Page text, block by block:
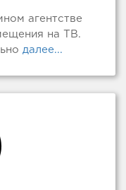
агентстве
на ТВ.
далее...